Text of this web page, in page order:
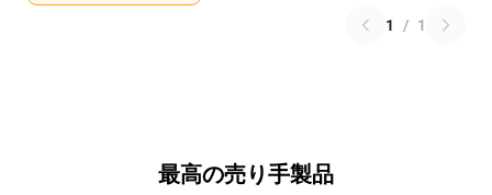
1 / 1
最高の売り手製品